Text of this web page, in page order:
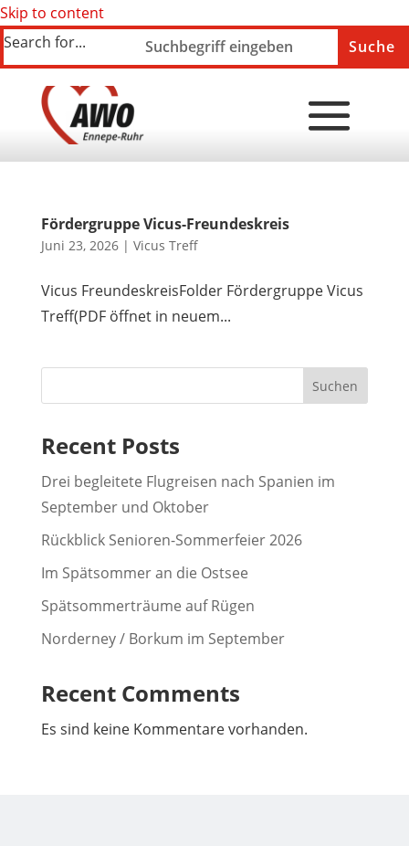
Skip to content
Search for...
Fördergruppe Vicus-Freundeskreis
Juni 23, 2026| Vicus Treff
Vicus FreundeskreisFolder Fördergruppe Vicus
Treff(PDF öffnet in neuem...
Suchen
Recent Posts
Drei begleitete Flugreisen nach Spanien im
September und Oktober
Rückblick Senioren-Sommerfeier 2026
Im Spätsommer an die Ostsee
Spätsommerträume auf Rügen
Norderney / Borkum im September
Recent Comments
Es sind keine Kommentare vorhanden.